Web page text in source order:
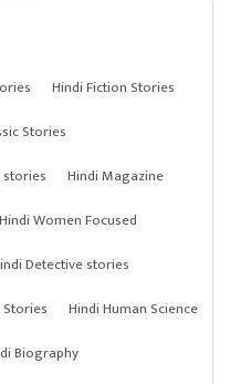
Hindi Fiction Stories
Stories
stories
Hindi Magazine
Hindi Women Focused
Detective stories
Hindi Human Science
Biography